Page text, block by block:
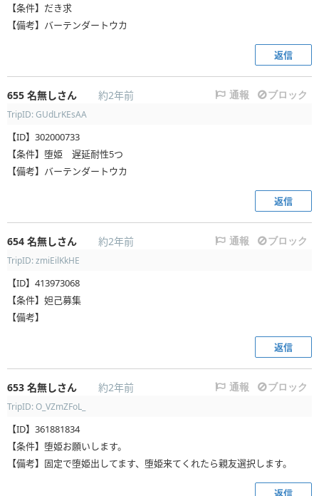
【条件】だき求
【備考】バーテンダートウカ
返信
655 名無しさん 約2年前 通報 ブロック
TripID: GUdLrKEsAA
【ID】302000733
【条件】堕姫 遅延耐性5つ
【備考】バーテンダートウカ
返信
654 名無しさん 約2年前 通報 ブロック
TripID: zmiEilKkHE
【ID】413973068
【条件】妲己募集
【備考】
返信
653 名無しさん 約2年前 通報 ブロック
TripID: O_VZmZFoL_
【ID】361881834
【条件】堕姫お願いします。
【備考】固定で堕姫出してます、堕姫来てくれたら親友選択します。
返信